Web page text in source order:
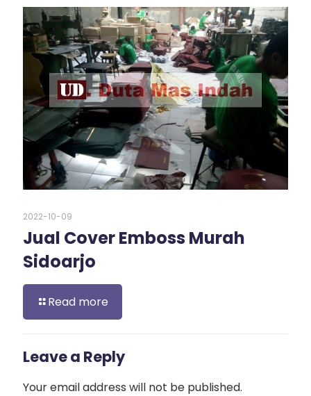
2022-10-09
Jual Cover Emboss Murah
Sidoarjo
Read more
Leave a Reply
Your email address will not be published.